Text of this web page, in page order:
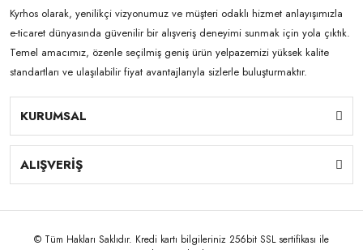
Kyrhos olarak, yenilikçi vizyonumuz ve müşteri odaklı hizmet anlayışımızla
e-ticaret dünyasında güvenilir bir alışveriş deneyimi sunmak için yola çıktık.
Temel amacımız, özenle seçilmiş geniş ürün yelpazemizi yüksek kalite
standartları ve ulaşılabilir fiyat avantajlarıyla sizlerle buluşturmaktır.
KURUMSAL
ALIŞVERİŞ
© Tüm Hakları Saklıdır. Kredi kartı bilgileriniz 256bit SSL sertifikası ile